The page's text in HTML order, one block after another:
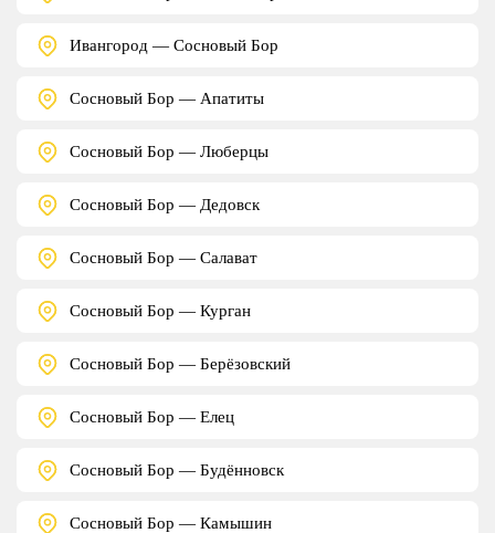
Ивангород — Сосновый Бор
Сосновый Бор — Апатиты
Сосновый Бор — Люберцы
Сосновый Бор — Дедовск
Сосновый Бор — Салават
Сосновый Бор — Курган
Сосновый Бор — Берёзовский
Сосновый Бор — Елец
Сосновый Бор — Будённовск
Сосновый Бор — Камышин